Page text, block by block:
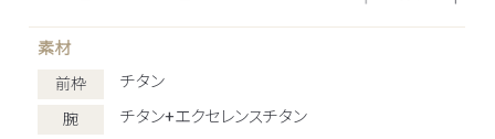
素材
前枠 チタン
腕 チタン+エクセレンスチタン